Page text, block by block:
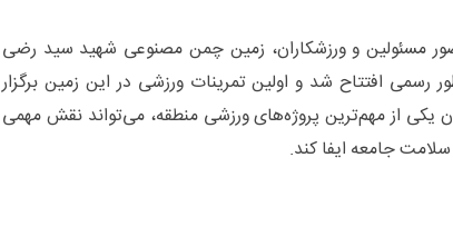
مسئولین و ورزشکاران، زمین چمن مصنوعی شهید سید رضی
رسمی افتتاح شد و اولین تمرینات ورزشی در این زمین برگزار
یکی از مهم‌ترین پروژه‌های ورزشی منطقه، می‌تواند نقش مهمی
جامعه ایفا کند.